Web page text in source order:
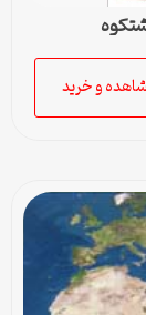
و خرید